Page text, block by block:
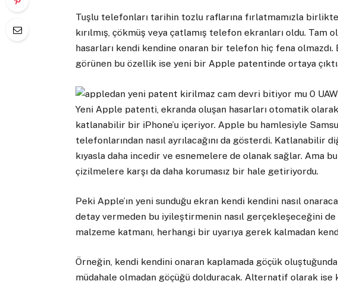
Tuşlu telefonları tarihin tozlu raflarına fırlatmamızla birlikte
kırılmış, çökmüş veya çatlamış telefon ekranları oldu. Tam
hasarları kendi kendine onaran bir telefon hiç fena
görünen bu özellik ise yeni bir Apple patentinde ortaya
Yeni Apple patenti, ekranda oluşan hasarları otomatik
katlanabilir bir iPhone’u içeriyor. Apple bu hamlesiyle
telefonlarından nasıl ayrılacağını da gösterdi. Katlanabilir
kıyasla daha incedir ve esnemelere de olanak sağlar. Ama
çizilmelere karşı da daha korumasız bir hale getiriyordu.
Peki Apple’ın yeni sunduğu ekran kendi kendini nasıl
detay vermeden bu iyileştirmenin nasıl gerçekleşeceğini de
malzeme katmanı, herhangi bir uyarıya gerek kalmadan
Örneğin, kendi kendini onaran kaplamada göçük oluştuğunda
müdahale olmadan göçüğü dolduracak. Alternatif olarak